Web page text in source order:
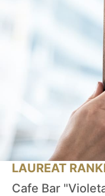
LAUREAT
Cafe Bar